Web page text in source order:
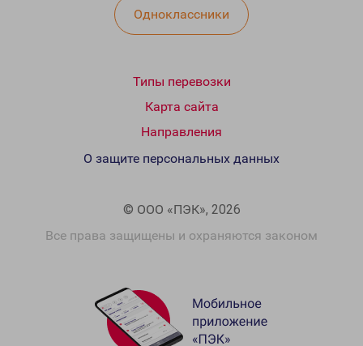
Одноклассники
Типы перевозки
Карта сайта
Направления
© ООО «ПЭК», 2026
Все права защищены и охраняются законом
О защите персональных данных